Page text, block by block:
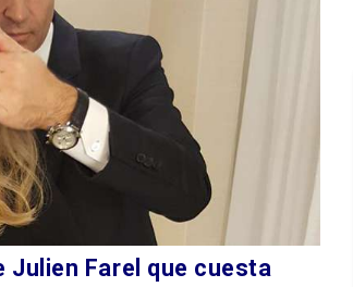
Julien Farel que cuesta